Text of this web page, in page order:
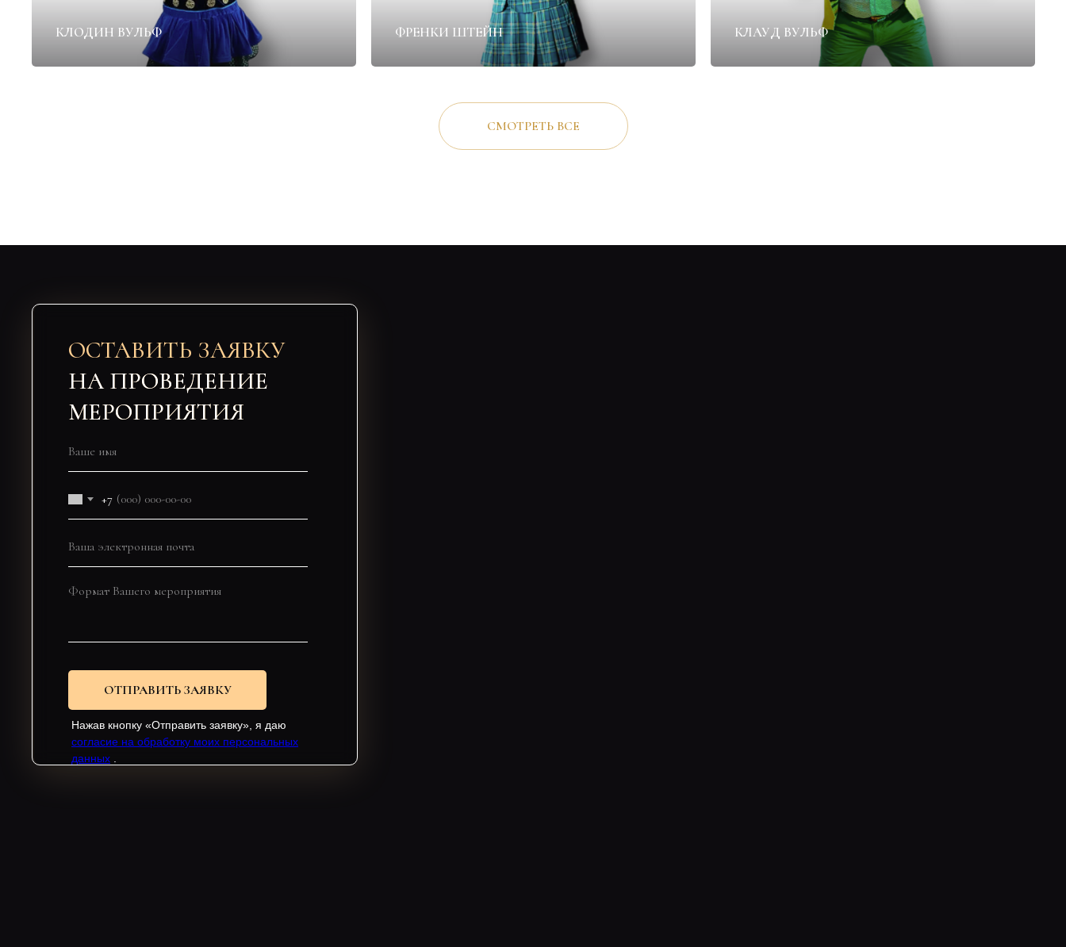
КЛОДИН ВУЛЬФ ФРЕНКИ ШТЕЙН КЛАУД ВУЛЬФ
СМОТРЕТЬ ВСЕ
+7
ОТПРАВИТЬ ЗАЯВКУ
ОСТАВИТЬ ЗАЯВКУ
НА ПРОВЕДЕНИЕ
МЕРОПРИЯТИЯ
Нажав кнопку «Отправить заявку», я даю
согласие на обработку моих персональных
данных